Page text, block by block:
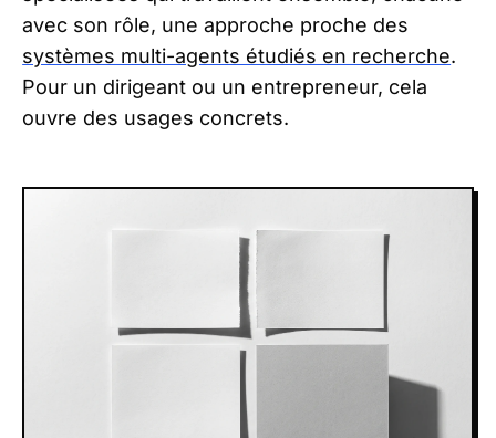
avec son rôle, une approche proche des
systèmes multi-agents étudiés en recherche.
Pour un dirigeant ou un entrepreneur, cela
ouvre des usages concrets.